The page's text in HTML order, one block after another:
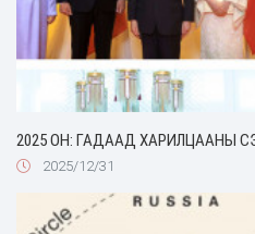
2025 ОН: ГАДААД ХАРИЛЦААНЫ
2025/12/31